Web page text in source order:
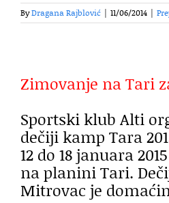
ByDragana Rajblović 11/06/2014
Zimovanje na Tari
Sportski klub Alti
dečiji kamp Tara
12 do 18 januara
na planini Tari.
Mitrovac je